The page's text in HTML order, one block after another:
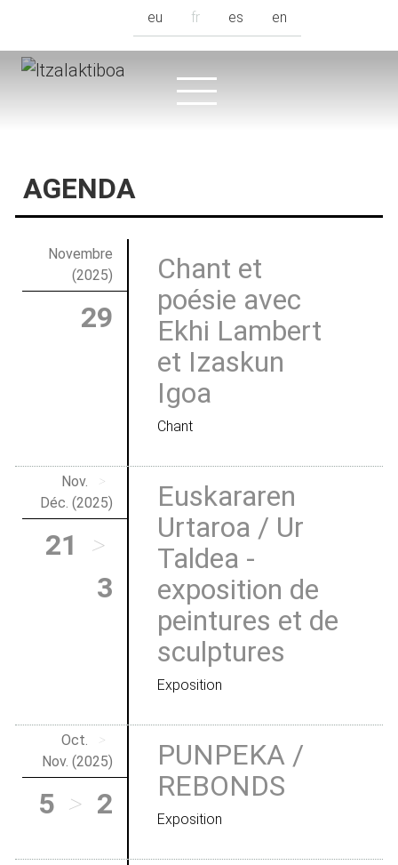
eu fr es en
AGENDA
Novembre
(2025)
29
Chant et
poésie avec
Ekhi Lambert
et Izaskun
Igoa
Chant
Nov.
>
Déc. (2025)
21 >
3
Euskararen
Urtaroa / Ur
Taldea -
exposition de
peintures et de
sculptures
Exposition
Oct.
>
Nov. (2025)
5 > 2
PUNPEKA /
REBONDS
Exposition